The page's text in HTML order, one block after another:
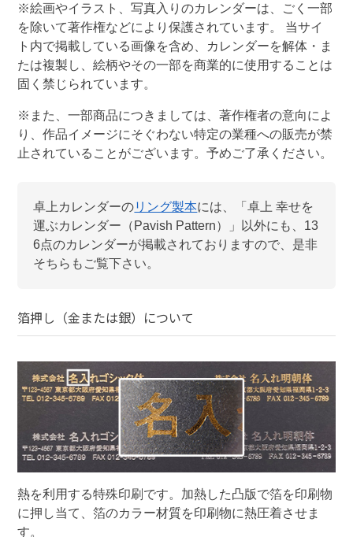
※絵画やイラスト、写真入りのカレンダーは、ごく一部
を除いて著作権などにより保護されています。 当サイ
ト内で掲載している画像を含め、カレンダーを解体・ま
たは複製し、絵柄やその一部を商業的に使用することは
固く禁じられています。
※また、一部商品につきましては、著作権者の意向によ
り、作品イメージにそぐわない特定の業種への販売が禁
止されていることがございます。予めご了承ください。
卓上カレンダーのリング製本には、「卓上 幸せを
運ぶカレンダー（Pavish Pattern）
」以外にも、 13
6点のカレンダーが掲載されておりますので、是非
そちらもご覧下さい。
箔押し（金または銀） について
熱を利用する特殊印刷です。加熱した凸版で箔を印刷物
に押し当て、箔のカラー材質を印刷物に熱圧着させま
す。